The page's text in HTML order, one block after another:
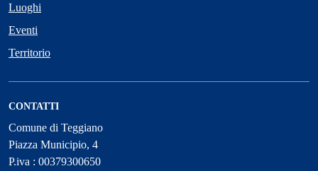
Luoghi
Eventi
Territorio
CONTATTI
Comune di Teggiano
Piazza Municipio, 4
P.iva : 00379300650